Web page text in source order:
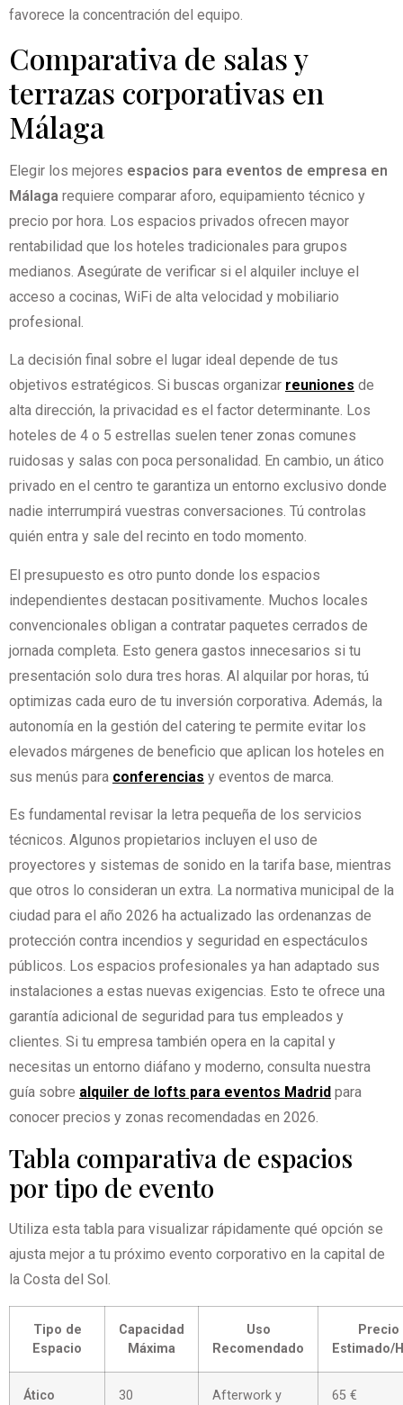
favorece la concentración del equipo.
Comparativa de salas y
terrazas corporativas en
Málaga
Elegir los mejores espacios para eventos de empresa en
Málaga requiere comparar aforo, equipamiento técnico y
precio por hora. Los espacios privados ofrecen mayor
rentabilidad que los hoteles tradicionales para grupos
medianos. Asegúrate de verificar si el alquiler incluye el
acceso a cocinas, WiFi de alta velocidad y mobiliario
profesional.
La decisión final sobre el lugar ideal depende de tus
objetivos estratégicos. Si buscas organizar reuniones de
alta dirección, la privacidad es el factor determinante. Los
hoteles de 4 o 5 estrellas suelen tener zonas comunes
ruidosas y salas con poca personalidad. En cambio, un ático
privado en el centro te garantiza un entorno exclusivo donde
nadie interrumpirá vuestras conversaciones. Tú controlas
quién entra y sale del recinto en todo momento.
El presupuesto es otro punto donde los espacios
independientes destacan positivamente. Muchos locales
convencionales obligan a contratar paquetes cerrados de
jornada completa. Esto genera gastos innecesarios si tu
presentación solo dura tres horas. Al alquilar por horas, tú
optimizas cada euro de tu inversión corporativa. Además, la
autonomía en la gestión del catering te permite evitar los
elevados márgenes de beneficio que aplican los hoteles en
sus menús para conferencias y eventos de marca.
Es fundamental revisar la letra pequeña de los servicios
técnicos. Algunos propietarios incluyen el uso de
proyectores y sistemas de sonido en la tarifa base, mientras
que otros lo consideran un extra. La normativa municipal de la
ciudad para el año 2026 ha actualizado las ordenanzas de
protección contra incendios y seguridad en espectáculos
públicos. Los espacios profesionales ya han adaptado sus
instalaciones a estas nuevas exigencias. Esto te ofrece una
garantía adicional de seguridad para tus empleados y
clientes. Si tu empresa también opera en la capital y
necesitas un entorno diáfano y moderno, consulta nuestra
guía sobre alquiler de lofts para eventos Madrid para
conocer precios y zonas recomendadas en 2026.
Tabla comparativa de espacios
por tipo de evento
Utiliza esta tabla para visualizar rápidamente qué opción se
ajusta mejor a tu próximo evento corporativo en la capital de
la Costa del Sol.
Tipo de
Espacio
Capacidad
Máxima
Uso
Recomendado
Precio
Estimado/
Ático 30 Afterwork y 65 €